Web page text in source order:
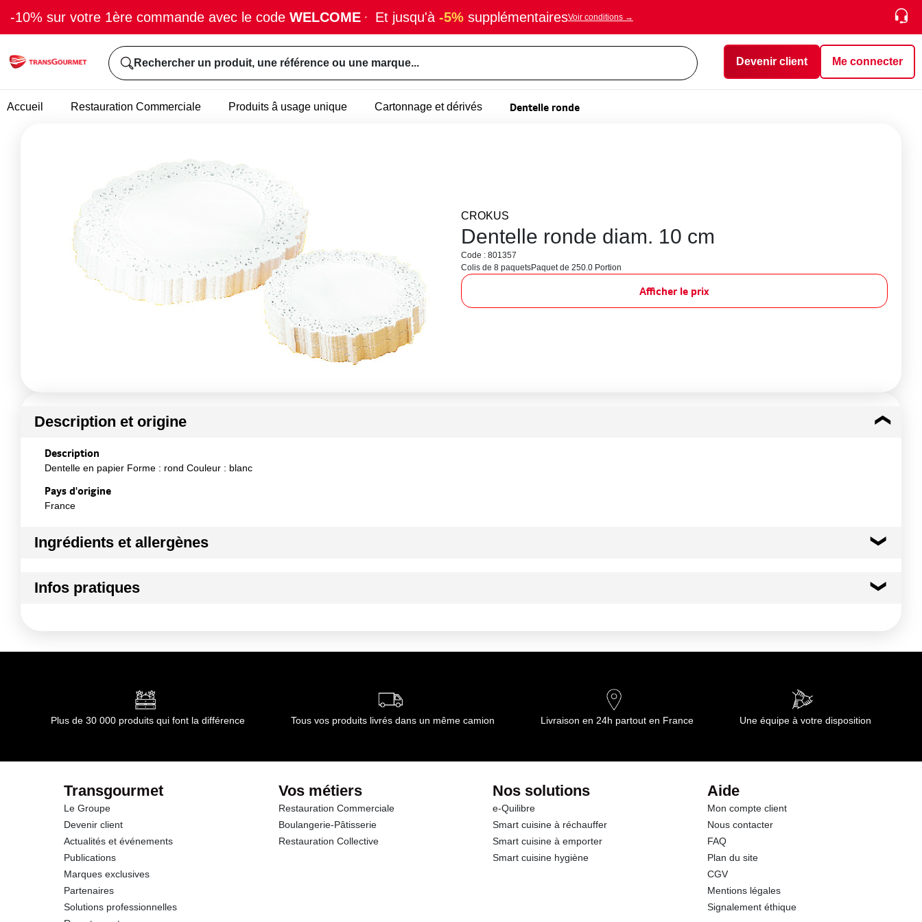
-10% sur votre 1ère commande avec le code WELCOME · Et jusqu'à -5% supplémentairesVoir conditions →
Rechercher un produit, une référence ou une marque... Devenir client Me connecter
Accueil Restauration Commerciale Produits â usage unique Cartonnage et dérivés Dentelle ronde
CROKUS
Dentelle ronde diam. 10 cm
Code : 801357
Colis de 8 paquetsPaquet de 250.0 Portion
Afficher le prix
Description et origine
Description
Dentelle en papier Forme : rond Couleur : blanc
Pays d'origine
France
Ingrédients et allergènes
Papier
Infos pratiques
Conformément aux informations transmises par le(s) fournisseur(s) de Transgourmet Opérations
Plus de 30 000 produits qui font la différence Tous vos produits livrés dans un même camion Livraison en 24h partout en France Une équipe à votre disposition
Transgourmet
Le Groupe
Devenir client
Actualités et événements
Publications
Marques exclusives
Partenaires
Solutions professionnelles
Vos métiers
Restauration Commerciale
Boulangerie-Pâtisserie
Restauration Collective
Nos solutions
e-Quilibre
Smart cuisine à réchauffer
Smart cuisine à emporter
Smart cuisine hygiène
Aide
Mon compte client
Nous contacter
FAQ
Plan du site
CGV
Mentions légales
Signalement éthique